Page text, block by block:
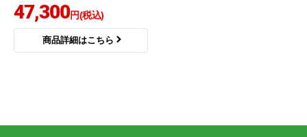
47,300円(税込)
商品詳細はこちら